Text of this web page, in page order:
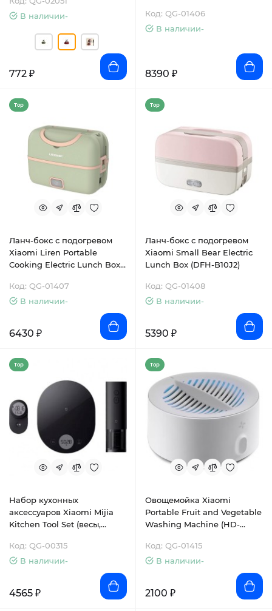
В наличии-
772 ₽
Код: QG-01406
В наличии-
8390 ₽
Top
Ланч-бокс с подогревом
Xiaomi Liren Portable
Cooking Electric Lunch Box
Код: QG-01407
В наличии-
6430 ₽
Top
Ланч-бокс с подогревом
Xiaomi Small Bear Electric
Lunch Box (DFH-B10J2)
Код: QG-01408
В наличии-
5390 ₽
Top
Набор кухонных
аксессуаров Xiaomi Mijia
Kitchen Tool Set (весы,
Код: QG-00315
В наличии-
4565 ₽
Top
Овощемойка Xiaomi
Portable Fruit and Vegetable
Washing Machine (HD-
Код: QG-01415
В наличии-
2100 ₽